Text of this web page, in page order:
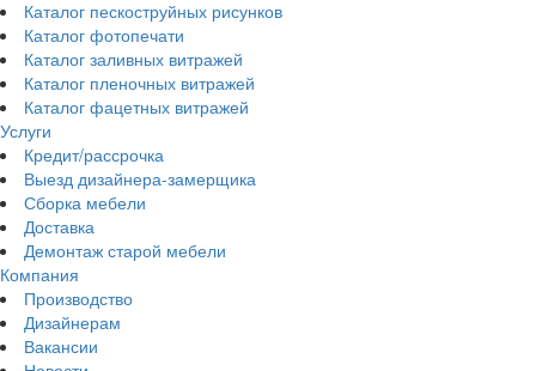
Каталог пескоструйных рисунков
Каталог фотопечати
Каталог заливных витражей
Каталог пленочных витражей
Каталог фацетных витражей
Услуги
Кредит/рассрочка
Выезд дизайнера-замерщика
Сборка мебели
Доставка
Демонтаж старой мебели
Компания
Производство
Дизайнерам
Вакансии